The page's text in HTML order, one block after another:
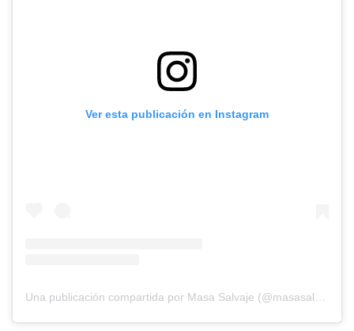
Ver esta publicación en Instagram